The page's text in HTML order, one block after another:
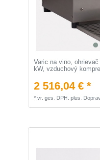
Varic na vino,
kW, vzduchový
2 516,04 € *
*vr. ges. DPH. plus.